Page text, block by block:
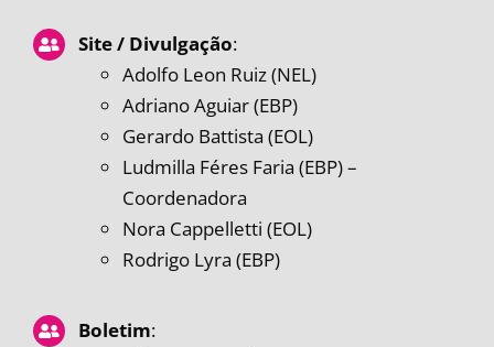
Site / Divulgação:
Adolfo Leon Ruiz (NEL)
Adriano Aguiar (EBP)
Gerardo Battista (EOL)
Ludmilla Féres Faria (EBP) –
Coordenadora
Nora Cappelletti (EOL)
Rodrigo Lyra (EBP)
Boletim: